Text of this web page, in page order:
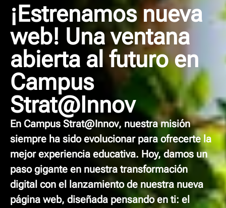
¡Estrenamos nueva
web! Una ventana
abierta al futuro en
Campus
Strat@Innov
En Campus Strat@Innov, nuestra misión
siempre ha sido evolucionar para ofrecerte la
mejor experiencia educativa. Hoy, damos un
paso gigante en nuestra transformación
digital con el lanzamiento de nuestra nueva
página web, diseñada pensando en ti: el